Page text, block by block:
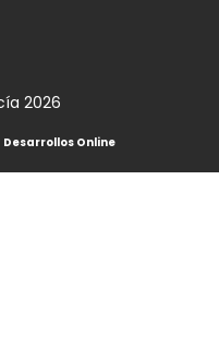
2026
Desarrollos Online